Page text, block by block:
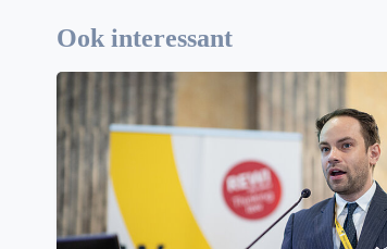
Ook interessant